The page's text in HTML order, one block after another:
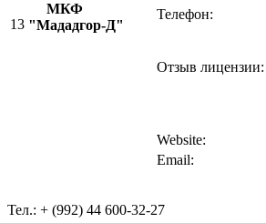
13
МКФ
"Мададгор-Д"
Телефон:
Отзыв лицензии:
Website:
Email:
Тел.: + (992) 44 600-32-27